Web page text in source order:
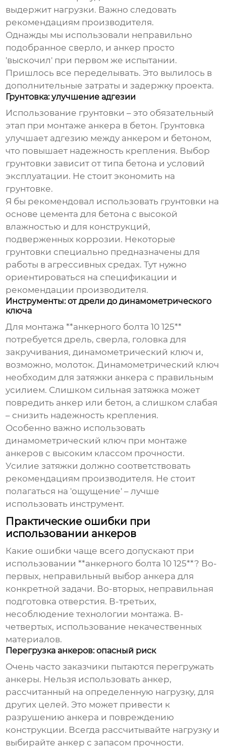
выдержит нагрузки. Важно следовать
рекомендациям производителя.
Однажды мы использовали неправильно
подобранное сверло, и анкер просто
'выскочил' при первом же испытании.
Пришлось все переделывать. Это вылилось в
дополнительные затраты и задержку проекта.
Грунтовка: улучшение адгезии
Использование грунтовки – это обязательный
этап при монтаже анкера в бетон. Грунтовка
улучшает адгезию между анкером и бетоном,
что повышает надежность крепления. Выбор
грунтовки зависит от типа бетона и условий
эксплуатации. Не стоит экономить на
грунтовке.
Я бы рекомендовал использовать грунтовки на
основе цемента для бетона с высокой
влажностью и для конструкций,
подверженных коррозии. Некоторые
грунтовки специально предназначены для
работы в агрессивных средах. Тут нужно
ориентироваться на спецификации и
рекомендации производителя.
Инструменты: от дрели до динамометрического
ключа
Для монтажа **анкерного болта 10 125**
потребуется дрель, сверла, головка для
закручивания, динамометрический ключ и,
возможно, молоток. Динамометрический ключ
необходим для затяжки анкера с правильным
усилием. Слишком сильная затяжка может
повредить анкер или бетон, а слишком слабая
– снизить надежность крепления.
Особенно важно использовать
динамометрический ключ при монтаже
анкеров с высоким классом прочности.
Усилие затяжки должно соответствовать
рекомендациям производителя. Не стоит
полагаться на 'ощущение' – лучше
использовать инструмент.
Практические ошибки при
использовании анкеров
Какие ошибки чаще всего допускают при
использовании **анкерного болта 10 125**? Во-
первых, неправильный выбор анкера для
конкретной задачи. Во-вторых, неправильная
подготовка отверстия. В-третьих,
несоблюдение технологии монтажа. В-
четвертых, использование некачественных
материалов.
Перегрузка анкеров: опасный риск
Очень часто заказчики пытаются перегружать
анкеры. Нельзя использовать анкер,
рассчитанный на определенную нагрузку, для
других целей. Это может привести к
разрушению анкера и повреждению
конструкции. Всегда рассчитывайте нагрузку и
выбирайте анкер с запасом прочности.